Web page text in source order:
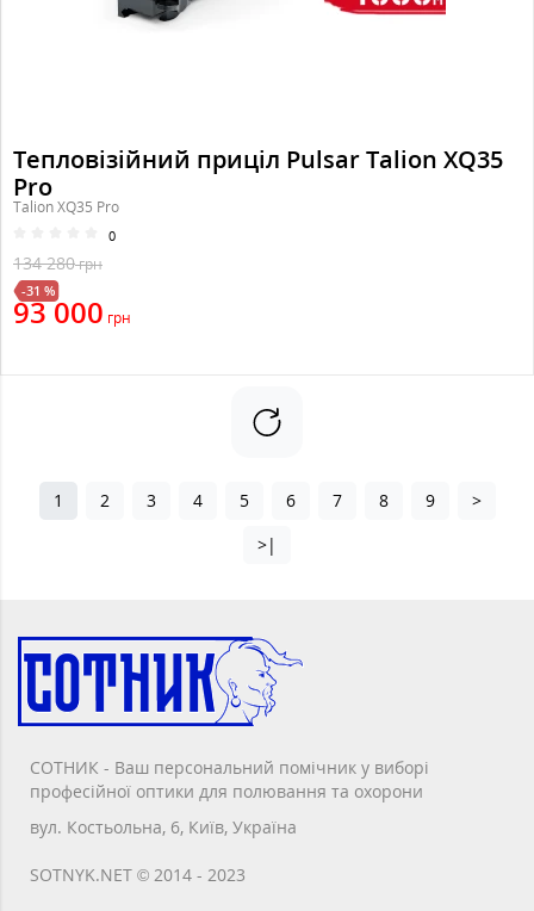
Тепловізійний приціл Pulsar Talion XQ35
Pro
Talion XQ35 Pro
0
134 280грн
-31 %
93 000 грн
1 2 3 4 5 6 7 8 9
>
>|
СОТНИК - Ваш персональний помічник у виборі
професійної оптики для полювання та охорони
вул. Костьольна, 6, Київ, Україна
SOTNYK.NET © 2014 - 2023